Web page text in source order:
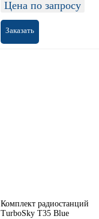
Цена по запросу
Заказать
Комплект радиостанций
TurboSky T35 Blue